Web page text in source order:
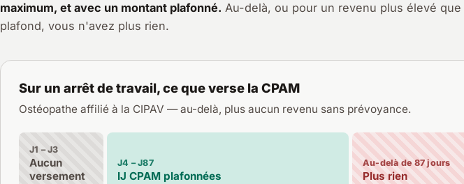
maximum, et avec un montant plafonné. Au-delà, ou pour un revenu plus élevé que
plafond, vous n'avez plus rien.
Sur un arrêt de travail, ce que verse la CPAM
Ostéopathe affilié à la CIPAV — au-delà, plus aucun revenu sans prévoyance.
J1 – J3
Aucun
versement
J4 – J87
IJ CPAM plafonnées
Au-delà de 87 jours
Plus rien